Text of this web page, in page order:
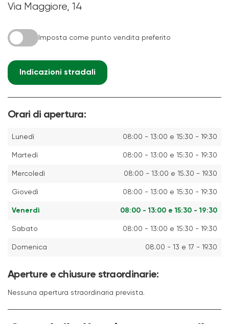
Via Maggiore, 14
Imposta come punto vendita preferito
Indicazioni stradali
Orari di apertura:
Lunedì 08:00 - 13:00 e 15:30 - 19:30
Martedì 08:00 - 13:00 e 15:30 - 19:30
Mercoledì 08:00 - 13:00 e 15.30 - 19.30
Giovedì 08:00 - 13:00 e 15:30 - 19:30
Venerdì 08:00 - 13:00 e 15:30 - 19:30
Sabato 08:00 - 13:00 e 15:30 - 19:30
Domenica 08.00 - 13 e 17 - 19.30
Aperture e chiusure straordinarie:
Nessuna apertura straordinaria prevista.